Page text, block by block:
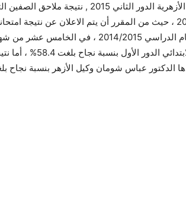
ننشر نتيجة الإعدادية والابتدائية الأزهرية الدور
والسادس الابتدائي الأزهري 2015 ، حيث من المقرر أن يتم الاعلان عن
والشهادة الإعدادية الأزهرية للعام الدراسي
اعتماد نتيجة الصف السادس
الدكتور عباس شومان وكيل الأزهر بنسبة نجاح بلغت